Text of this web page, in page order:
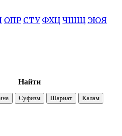
ОПР СТУ ФХЦ ЧШЩ ЭЮЯ
Найти
Суфизм Шариат Калам